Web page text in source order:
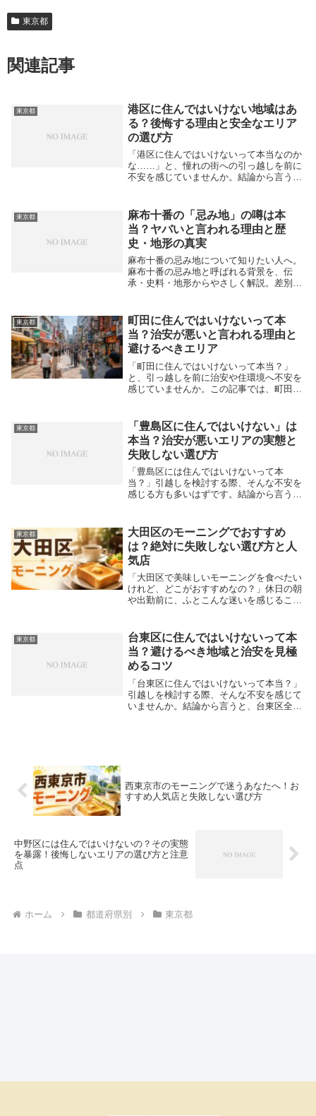
東京都
関連記事
東京都
港区に住んではいけない地域はあ
る？後悔する理由と安全なエリア
の選び方
「港区に住んではいけないって本当なのか
な……」と、憧れの街への引っ越しを前に
不安を感じていませんか。結論から言う
を避ければ、非常に治安が良く住みやすい
街です。夜の六...
東京都
麻布十番の「忌み地」の噂は本
当？ヤバいと言われる理由と歴
史・地形の真実
麻布十番の忌み地について知りたい人へ。
麻布十番の忌み地と呼ばれる背景を、伝
承・史料・地形からやさしく解説。差別や
東京都
町田に住んではいけないって本
当？治安が悪いと言われる理由と
避けるべきエリア
「町田に住んではいけないって本当？」
と、引っ越しを前に治安や住環境へ不安を
感じていませんか。この記事では、町田の
の選び方まで詳しく解説します。町田に住
んではいけない...
東京都
「豊島区に住んではいけない」は
本当？治安が悪いエリアの実態と
失敗しない選び方
「豊島区には住んではいけないって本
当？」引越しを検討する際、そんな不安を
感じる方も多いはずです。結論から言う
ん。池袋駅周辺の繁華街など一部エリアの
犯罪発生率が高いた...
東京都
大田区のモーニングでおすすめ
は？絶対に失敗しない選び方と人
気店
「大田区で美味しいモーニングを食べたい
けれど、どこがおすすめなの？」休日の朝
や出勤前に、ふとこんな迷いを感じること
してでも行きたくなる名店が揃っていま
す。蒲田エリア...
東京都
台東区に住んではいけないって本
当？避けるべき地域と治安を見極
めるコツ
「台東区に住んではいけないって本当？」
引越しを検討する際、そんな不安を感じて
いませんか。結論から言うと、台東区全体
西東京市のモーニングで迷うあなたへ！お
すすめ人気店と失敗しない選び方
中野区には住んではいけないの？その実態
を暴露！後悔しないエリアの選び方と注意
点
ホーム 都道府県別 東京都